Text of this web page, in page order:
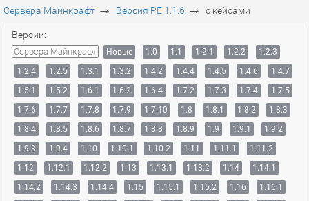
Сервера Майнкрафт → Версия PE 1.1.6 → с кейсами
Версии:
Сервера Майнкрафт Новые 1.0 1.1 1.2.1 1.2.2
1.2.3
1.2.4
1.2.5 1.3.1 1.3.2 1.4.2 1.4.4 1.4.5 1.4.6
1.4.7
1.5.1
1.5.2 1.6.1 1.6.2 1.6.4 1.7.2 1.7.3 1.7.4
1.7.5
1.7.6
1.7.7 1.7.8 1.7.9 1.7.10 1.8 1.8.1 1.8.2
1.8.3
1.8.4
1.8.5 1.8.6 1.8.7 1.8.8 1.8.9 1.9 1.9.1
1.9.2
1.9.3
1.9.4 1.10 1.10.1 1.10.2 1.11 1.11.1
1.11.2
1.12
1.12.1 1.12.2 1.13 1.13.1 1.13.2 1.14
1.14.1
1.14.2
1.14.3 1.14.4 1.15 1.15.1 1.15.2 1.16
1.16.1